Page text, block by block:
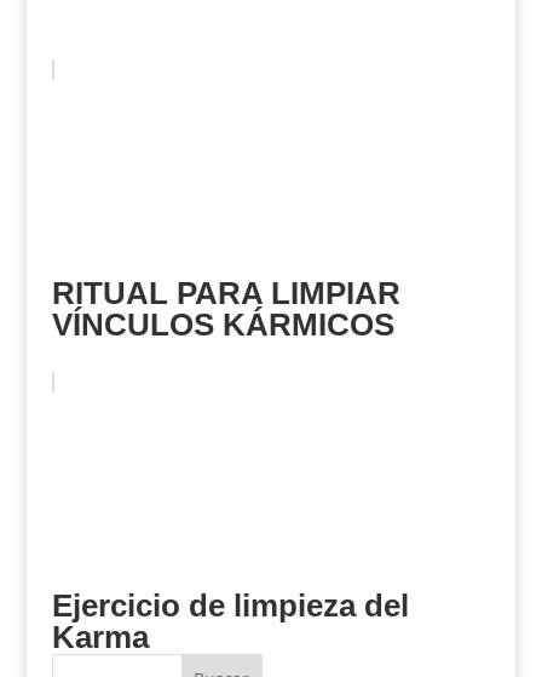
RITUAL PARA LIMPIAR
VÍNCULOS KÁRMICOS
Ejercicio de limpieza del
Karma